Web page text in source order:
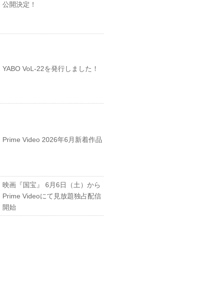
公開決定！
YABO VoL‐22を発行しました！
Prime Video 2026年6月新着作品
映画『国宝』 6月6日（土）から
Prime Videoにて見放題独占配信
開始